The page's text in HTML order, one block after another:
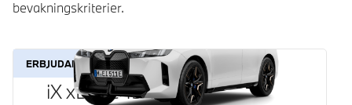
bevakningskriterier.
ERBJUDANDE
iX xDrive45